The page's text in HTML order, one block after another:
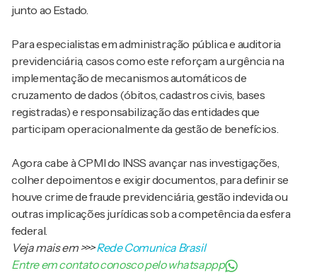
junto ao Estado.
Para especialistas em administração pública e auditoria
previdenciária, casos como este reforçam a urgência na
implementação de mecanismos automáticos de
cruzamento de dados (óbitos, cadastros civis, bases
registradas) e responsabilização das entidades que
participam operacionalmente da gestão de benefícios.
Agora cabe à CPMI do INSS avançar nas investigações,
colher depoimentos e exigir documentos, para definir se
houve crime de fraude previdenciária, gestão indevida ou
outras implicações jurídicas sob a competência da esfera
federal.
Veja mais em>>>Rede Comunica Brasil
Entre em contato conosco pelo whatsappp